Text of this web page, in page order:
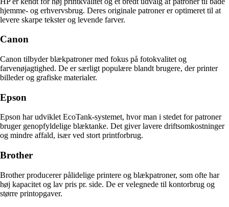
hjemme- og erhvervsbrug. Deres originale patroner er optimeret til at
levere skarpe tekster og levende farver.
Canon
Canon tilbyder blækpatroner med fokus på fotokvalitet og
farvenøjagtighed. De er særligt populære blandt brugere, der printer
billeder og grafiske materialer.
Epson
Epson har udviklet EcoTank-systemet, hvor man i stedet for patroner
bruger genopfyldelige blæktanke. Det giver lavere driftsomkostninger
og mindre affald, især ved stort printforbrug.
Brother
Brother producerer pålidelige printere og blækpatroner, som ofte har
høj kapacitet og lav pris pr. side. De er velegnede til kontorbrug og
større printopgaver.